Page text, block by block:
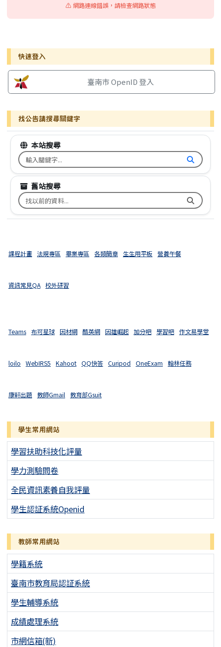
⚠️ 網路連線錯誤，請檢查網路狀態
右邊區域內容
快速登入
臺南市 OpenID 登入
找公告請搜尋關鍵字
本站搜尋
搜尋台南市文元國小全球資訊網關鍵字
舊站搜尋
搜尋台南市文元國小舊校網關鍵字
課程計畫 法規專區 畢業專區 各類簡章 生生用平板 營養午餐
資訊常見QA 校外研習
Teams 布可星球 因材網 酷英網 因雄崛起 加分吧 學習吧 作文易學堂
loilo WebIRS5 Kahoot QQ快答 Curipod OneExam 翰林任務
康軒出題 教師Gmail 教育部Gsuit
學生常用網站
學習扶助科技化評量
學力測驗問卷
全民資訊素養自我評量
學生認証系統Openid
教師常用網站
學籍系統
臺南市教育局認証系統
學生輔導系統
成績處理系統
市網信箱(新)